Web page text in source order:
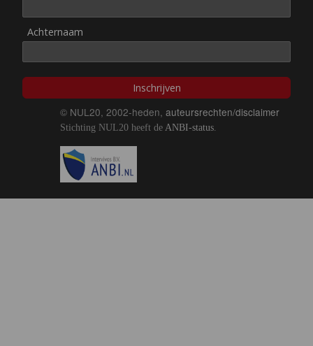
Achternaam
Inschrijven
© NUL20, 2002-heden, auteursrechten/disclaimer
Stichting NUL20 heeft de ANBI-status.
Image